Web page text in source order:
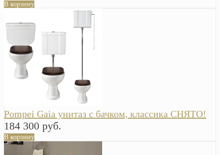
В корзину
Pompei Gaia унитаз с бачком, классика СНЯТО!
184 300 руб.
В корзину